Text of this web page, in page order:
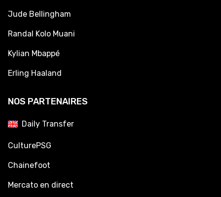
Jude Bellingham
Randal Kolo Muani
Kylian Mbappé
Erling Haaland
NOS PARTENAIRES
Daily Transfer
CulturePSG
Chainefoot
Mercato en direct